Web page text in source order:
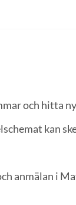
och hitta
kan
anmälan i